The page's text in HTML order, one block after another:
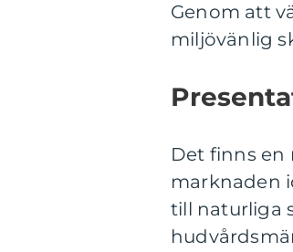
Genom att
miljövänlig
Det finns en
marknaden
till naturliga